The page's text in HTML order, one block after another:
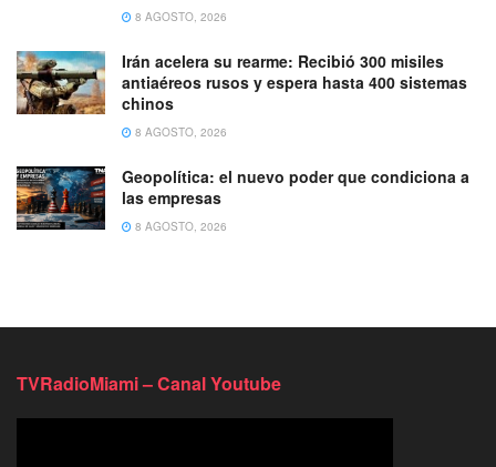
8 AGOSTO, 2026
Irán acelera su rearme: Recibió 300 misiles
antiaéreos rusos y espera hasta 400 sistemas
chinos
8 AGOSTO, 2026
Geopolítica: el nuevo poder que condiciona a
las empresas
8 AGOSTO, 2026
TVRadioMiami – Canal Youtube